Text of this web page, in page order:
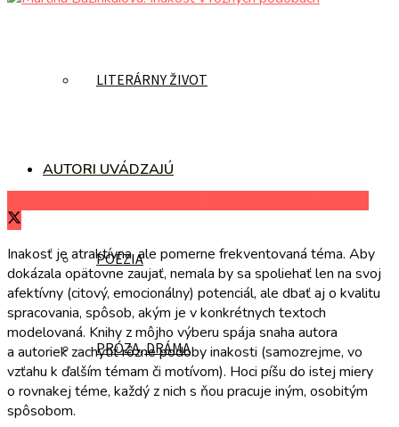
LITERÁRNY ŽIVOT
AUTORI UVÁDZAJÚ
POÉZIA
PRÓZA, DRÁMA
Inakosť je atraktívna, ale pomerne frekventovaná téma. Aby
dokázala opätovne zaujať, nemala by sa spoliehať len na svoj
afektívny (citový, emocionálny) potenciál, ale dbať aj o kvalitu
spracovania, spôsob, akým je v konkrétnych textoch
modelovaná. Knihy z môjho výberu spája snaha autora
a autoriek zachytiť rôzne podoby inakosti (samozrejme, vo
vzťahu k ďalším témam či motívom). Hoci píšu do istej miery
o rovnakej téme, každý z nich s ňou pracuje iným, osobitým
spôsobom.